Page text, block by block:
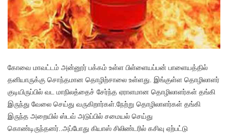
கோவை மாவட்டம் அன்னூர் பக்கம் உள்ள பிள்ளையப்பன் பாளையத்தில்
தனியாருக்கு சொந்தமான தொழிற்சாலை உள்ளது. இங்குள்ள தொழிலாளர்
குடியிருப்பில் வட மாநிலத்தைச் சேர்ந்த ஏராளமான தொழிலாளர்கள் தங்கி
இருந்து வேலை செய்து வருகிறார்கள்.நேற்று தொழிலாளர்கள் தங்கி
இருந்த அறையில் ஸ்டவ் அடுப்பில் சமையல் செய்து
கொண்டிருந்தனர்..அப்போது கியாஸ் சிலிண்டரில் கசிவு ஏற்பட்டு